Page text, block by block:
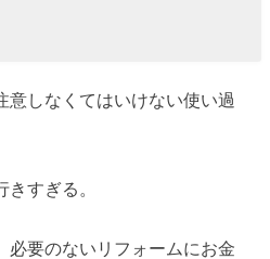
意しなくてはいけない使い過
すぎる。
要のないリフォームにお金